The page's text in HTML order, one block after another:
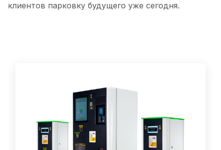
клиентов парковку будущего уже сегодня.